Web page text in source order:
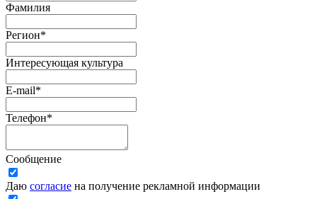
Фамилия
Регион*
Интересующая культура
E-mail*
Телефон*
Сообщение
Даю согласие на получение рекламной информации